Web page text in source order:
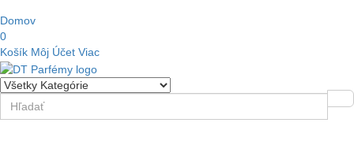
Domov
0
Košík Môj Účet Viac